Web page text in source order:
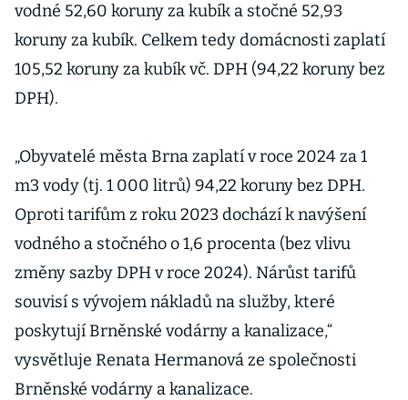
vodné 52,60 koruny za kubík a stočné 52,93
koruny za kubík. Celkem tedy domácnosti zaplatí
105,52 koruny za kubík vč. DPH (94,22 koruny bez
DPH).
„Obyvatelé města Brna zaplatí v roce 2024 za 1
m3 vody (tj. 1 000 litrů) 94,22 koruny bez DPH.
Oproti tarifům z roku 2023 dochází k navýšení
vodného a stočného o 1,6 procenta (bez vlivu
změny sazby DPH v roce 2024). Nárůst tarifů
souvisí s vývojem nákladů na služby, které
poskytují Brněnské vodárny a kanalizace,“
vysvětluje Renata Hermanová ze společnosti
Brněnské vodárny a kanalizace.